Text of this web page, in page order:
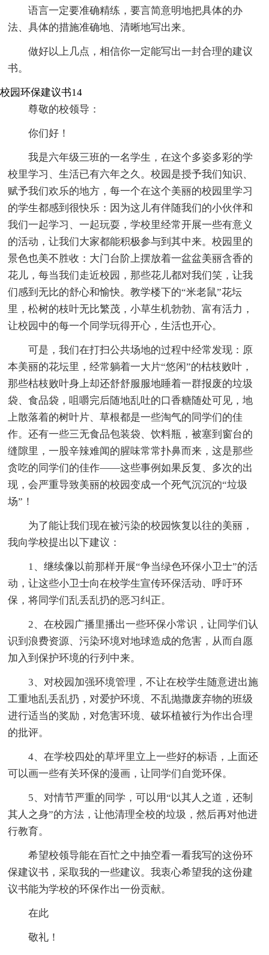
语言一定要准确精练，要言简意明地把具体的办
法、具体的措施准确地、清晰地写出来。
做好以上几点，相信你一定能写出一封合理的建议
书。
校园环保建议书14
尊敬的校领导：
你们好！
我是六年级三班的一名学生，在这个多姿多彩的学
校里学习、生活已有六年之久。校园是授予我们知识、
赋予我们欢乐的地方，每一个在这个美丽的校园里学习
的学生都感到很快乐：因为这儿有伴随我们的小伙伴和
我们一起学习、一起玩耍，学校里经常开展一些有意义
的活动，让我们大家都能积极参与到其中来。校园里的
景色也美不胜收：大门台阶上摆放着一盆盆美丽含香的
花儿，每当我们走近校园，那些花儿都对我们笑，让我
们感到无比的舒心和愉快。教学楼下的“米老鼠”花坛
里，松树的枝叶无比繁茂，小草生机勃勃、富有活力，
让校园中的每一个同学玩得开心，生活也开心。
可是，我们在打扫公共场地的过程中经常发现：原
本美丽的花坛里，经常躺着一大片“悠闲”的枯枝败叶，
那些枯枝败叶身上却还舒舒服服地睡着一群报废的垃圾
袋、食品袋，咀嚼完后随地乱吐的口香糖随处可见，地
上散落着的树叶片、草根都是一些淘气的同学们的佳
作。还有一些三无食品包装袋、饮料瓶，被塞到窗台的
缝隙里，一股辛辣难闻的腥味常常扑鼻而来，这是那些
贪吃的同学们的佳作——这些事例如果反复、多次的出
现，会严重导致美丽的校园变成一个死气沉沉的“垃圾
场”！
为了能让我们现在被污染的校园恢复以往的美丽，
我向学校提出以下建议：
1、继续像以前那样开展“争当绿色环保小卫士”的活
动，让这些小卫士向在校学生宣传环保活动、呼吁环
保，将同学们乱丢乱扔的恶习纠正。
2、在校园广播里播出一些环保小常识，让同学们认
识到浪费资源、污染环境对地球造成的危害，从而自愿
加入到保护环境的行列中来。
3、对校园加强环境管理，不让在校学生随意进出施
工重地乱丢乱扔，对爱护环境、不乱抛撒废弃物的班级
进行适当的奖励，对危害环境、破坏植被行为作出合理
的批评。
4、在学校四处的草坪里立上一些好的标语，上面还
可以画一些有关环保的漫画，让同学们自觉环保。
5、对情节严重的同学，可以用“以其人之道，还制
其人之身”的方法，让他清理全校的垃圾，然后再对他进
行教育。
希望校领导能在百忙之中抽空看一看我写的这份环
保建议书，采取我的一些建议。我衷心希望我的这份建
议书能为学校的环保作出一份贡献。
在此
敬礼！